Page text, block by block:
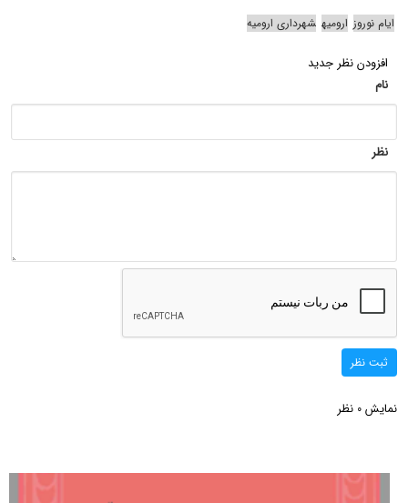
ایام نوروز ارومیه شهرداری ارومیه
افزودن نظر جدید
نام
نظر
ثبت نظر
نمایش 0 نظر